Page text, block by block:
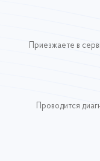
Приезжаете в
Проводится